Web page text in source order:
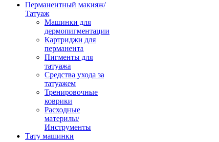
Перманентный макияж/
Татуаж
Машинки для
дермопигментации
Картриджи для
перманента
Пигменты для
татуажа
Средства ухода за
татуажем
Тренировочные
коврики
Расходные
материлы/
Инструменты
Тату машинки